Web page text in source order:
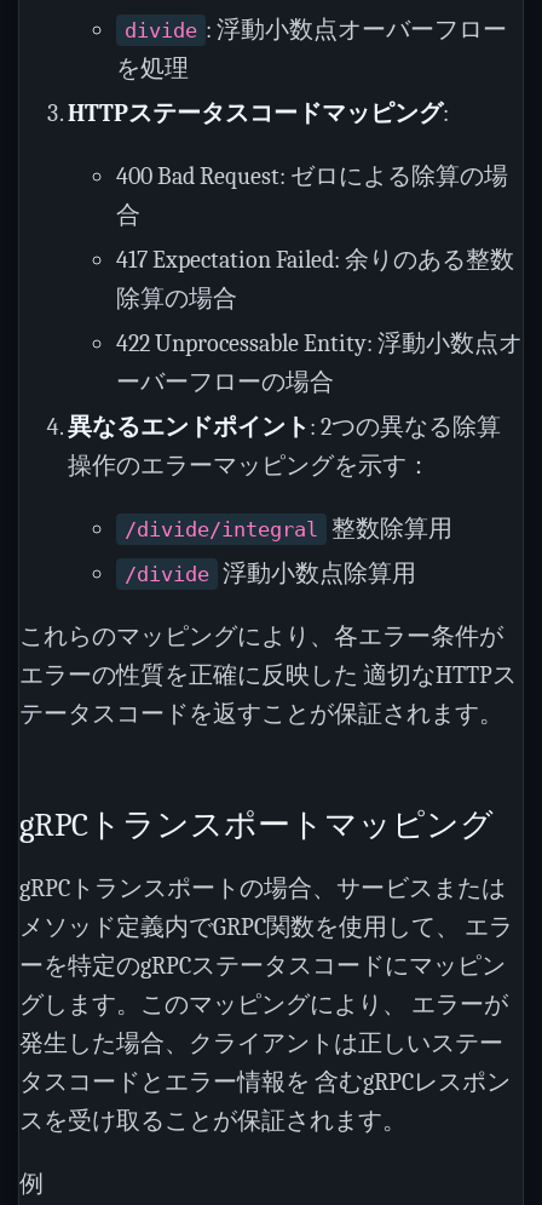
divide : 浮動小数点オーバーフロー
を処理
HTTPステータスコードマッピング:
400 Bad Request: ゼロによる除算の場
合
417 Expectation Failed: 余りのある整数
除算の場合
422 Unprocessable Entity: 浮動小数点オ
ーバーフローの場合
異なるエンドポイント : 2つの異なる除算
操作のエラーマッピングを示す：
/divide/integral 整数除算用
/divide 浮動小数点除算用
これらのマッピングにより、各エラー条件が
エラーの性質を正確に反映した 適切なHTTPス
テータスコードを返すことが保証されます。
gRPCトランスポートマッピング
gRPCトランスポートの場合、サービスまたは
メソッド定義内でGRPC関数を使用して、 エラ
ーを特定のgRPCステータスコードにマッピン
グします。このマッピングにより、 エラーが
発生した場合、クライアントは正しいステー
タスコードとエラー情報を 含むgRPCレスポン
スを受け取ることが保証されます。
例